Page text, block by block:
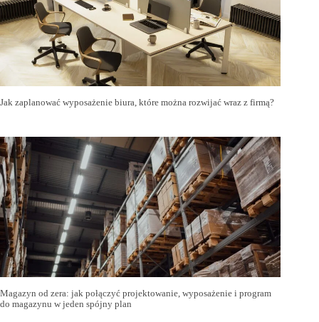
Jak zaplanować wyposażenie biura, które można rozwijać wraz z firmą?
Magazyn od zera: jak połączyć projektowanie, wyposażenie i program
do magazynu w jeden spójny plan